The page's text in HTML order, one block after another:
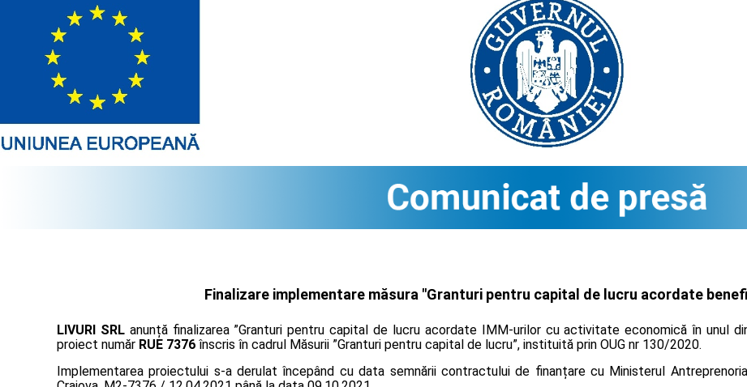
Finalizare implementare măsura "Granturi pentru capital de lucru acordate
LIVURI SRLanunță finalizarea ”Granturi pentru capital de lucru acordate IMM-urilor cu activitate economică în unul
proiect număr RUE 7376 înscris în cadrul Măsurii ”Granturi pentru capital de lucru”, instituită prin OUG nr 130/2020.
Implementarea proiectului s-a derulat începând cu data semnării contractului de finanțare cu Ministerul